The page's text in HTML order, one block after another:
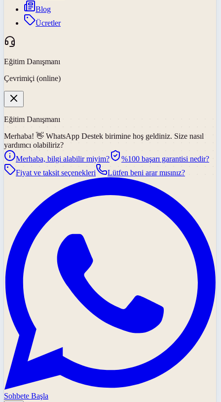
Blog
Ücretler
Eğitim Danışmanı
Çevrimiçi (online)
Eğitim Danışmanı
Merhaba! 👋 WhatsApp Destek birimine hoş geldiniz. Size nasıl
yardımcı olabiliriz?
Merhaba, bilgi alabilir miyim?
%100 başarı garantisi nedir?
Fiyat ve taksit seçenekleri
Lütfen beni arar mısınız?
Sohbete Başla